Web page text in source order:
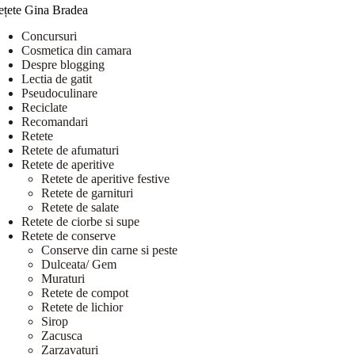
Gina Bradea
Concursuri
Cosmetica din camara
Despre blogging
Lectia de gatit
Pseudoculinare
Reciclate
Recomandari
Retete
Retete de afumaturi
Retete de aperitive
Retete de aperitive festive
Retete de garnituri
Retete de salate
Retete de ciorbe si supe
Retete de conserve
Conserve din carne si peste
Dulceata/ Gem
Muraturi
Retete de compot
Retete de lichior
Sirop
Zacusca
Zarzavaturi